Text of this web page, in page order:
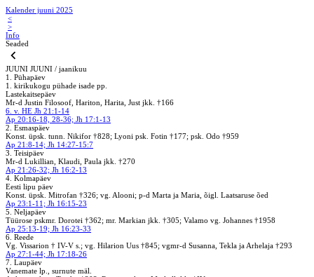
Kalender juuni 2025
<
>
Info
Seaded
JUUNI JUUNI / jaanikuu
1. Pühapäev
1. kirikukogu pühade isade pp.
Lastekaitsepäev
Mr-d Justin Filosoof, Hariton, Harita, Just jkk. †166
6. v. HE Jh 21:1-14
Ap 20:16-18, 28-36; Jh 17:1-13
2. Esmaspäev
Konst. üpsk. tunn. Nikifor †828; Lyoni psk. Fotin †177; psk. Odo †959
Ap 21:8-14; Jh 14:27-15:7
3. Teisipäev
Mr-d Lukillian, Klaudi, Paula jkk. †270
Ap 21:26-32; Jh 16:2-13
4. Kolmapäev
Eesti lipu päev
Konst. üpsk. Mitrofan †326; vg. Alooni; p-d Marta ja Maria, õigl. Laatsaruse õed
Ap 23:1-11; Jh 16:15-23
5. Neljapäev
Tüürose pskmr. Dorotei †362; mr. Markian jkk. †305; Valamo vg. Johannes †1958
Ap 25:13-19; Jh 16:23-33
6. Reede
Vg. Vissarion † IV-V s.; vg. Hilarion Uus †845; vgmr-d Susanna, Tekla ja Arhelaja †293
Ap 27:1-44; Jh 17:18-26
7. Laupäev
Vanemate lp., surnute mäl.